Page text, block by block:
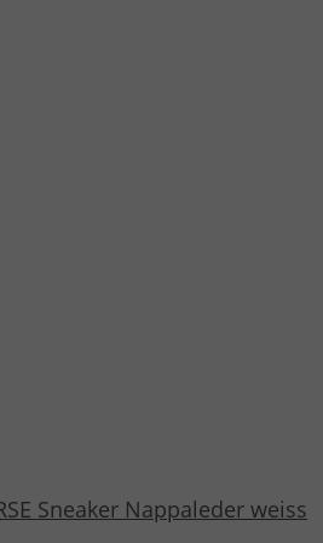
Sneaker Nappaleder weiss